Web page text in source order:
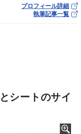
プロフィール詳細
執筆記事一覧
シートのサイ